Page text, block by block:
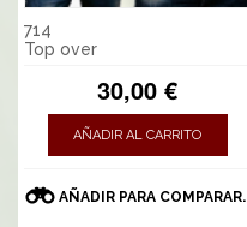
714
Top over
30,00 €
AÑADIR AL CARRITO
AÑADIR PARA COMPARAR.